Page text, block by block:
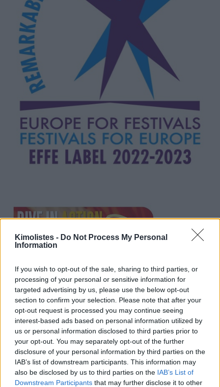
Kimolistes - Do Not Process My Personal
Information
If you wish to opt-out of the sale, sharing to third parties, or
processing of your personal or sensitive information for
targeted advertising by us, please use the below opt-out
section to confirm your selection. Please note that after your
opt-out request is processed you may continue seeing
interest-based ads based on personal information utilized by
us or personal information disclosed to third parties prior to
your opt-out. You may separately opt-out of the further
disclosure of your personal information by third parties on the
IAB’s list of downstream participants. This information may
also be disclosed by us to third parties on the IAB’s List of
Downstream Participants that may further disclose it to other